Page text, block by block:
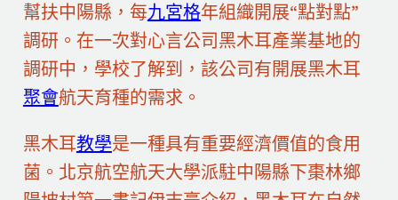
幫扶中陽縣，每九宮格年組織開展“點對點”
調研。在一次對心言公司黑木耳產業基地的
調研中，學校了解到，該公司有開展黑木耳
聚會航天育種的需求。
黑木耳教學是一種具有重要經濟價值的食用
菌。北京航空航天大學派駐中陽縣下棗林鄉